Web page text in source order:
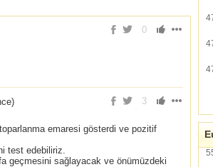
0
3
)
emaresi gösterdi ve pozitif
test edebiliriz.
geçmesini sağlayacak ve önümüzdeki